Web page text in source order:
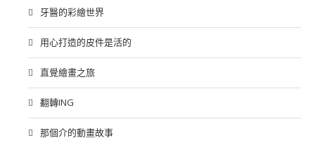
牙醫的彩繪世界
用心打造的皮件是活的
直覺繪畫之旅
翻轉ING
那個介的動畫故事